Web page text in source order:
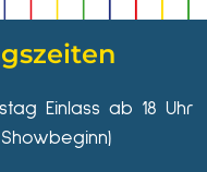
Einlass ab 18 Uhr